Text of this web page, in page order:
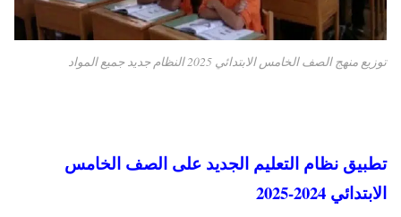
توزيع منهج الصف الخامس الابتدائي 2025 النظام جديد جميع المواد
تطبيق نظام التعليم الجديد على الصف الخامس
الابتدائي 2024-2025